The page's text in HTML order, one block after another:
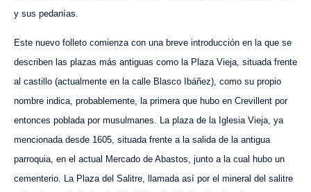
y sus pedanías.
Este nuevo folleto comienza con una breve introducción en la que se
describen las plazas más antiguas como la Plaza Vieja, situada frente
al castillo (actualmente en la calle Blasco Ibáñez), como su propio
nombre indica, probablemente, la primera que hubo en Crevillent por
entonces poblada por musulmanes. La plaza de la Iglesia Vieja, ya
mencionada desde 1605, situada frente a la salida de la antigua
parroquia, en el actual Mercado de Abastos, junto a la cual hubo un
cementerio. La Plaza del Salitre, llamada así por el mineral del salitre